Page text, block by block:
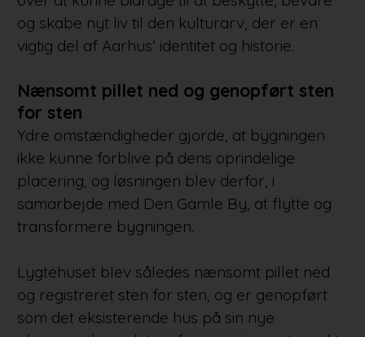
og skabe nyt liv til den kulturarv, der er en
vigtig del af Aarhus’ identitet og historie.
Nænsomt pillet ned og genopført sten
for sten
Ydre omstændigheder gjorde, at bygningen
ikke kunne forblive på dens oprindelige
placering, og løsningen blev derfor, i
samarbejde med Den Gamle By, at flytte og
transformere bygningen.
Lygtehuset blev således nænsomt pillet ned
og registreret sten for sten, og er genopført
som det eksisterende hus på sin nye